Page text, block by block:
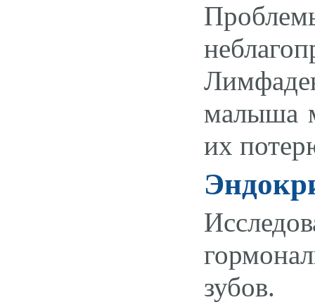
малыша
их
зубов.